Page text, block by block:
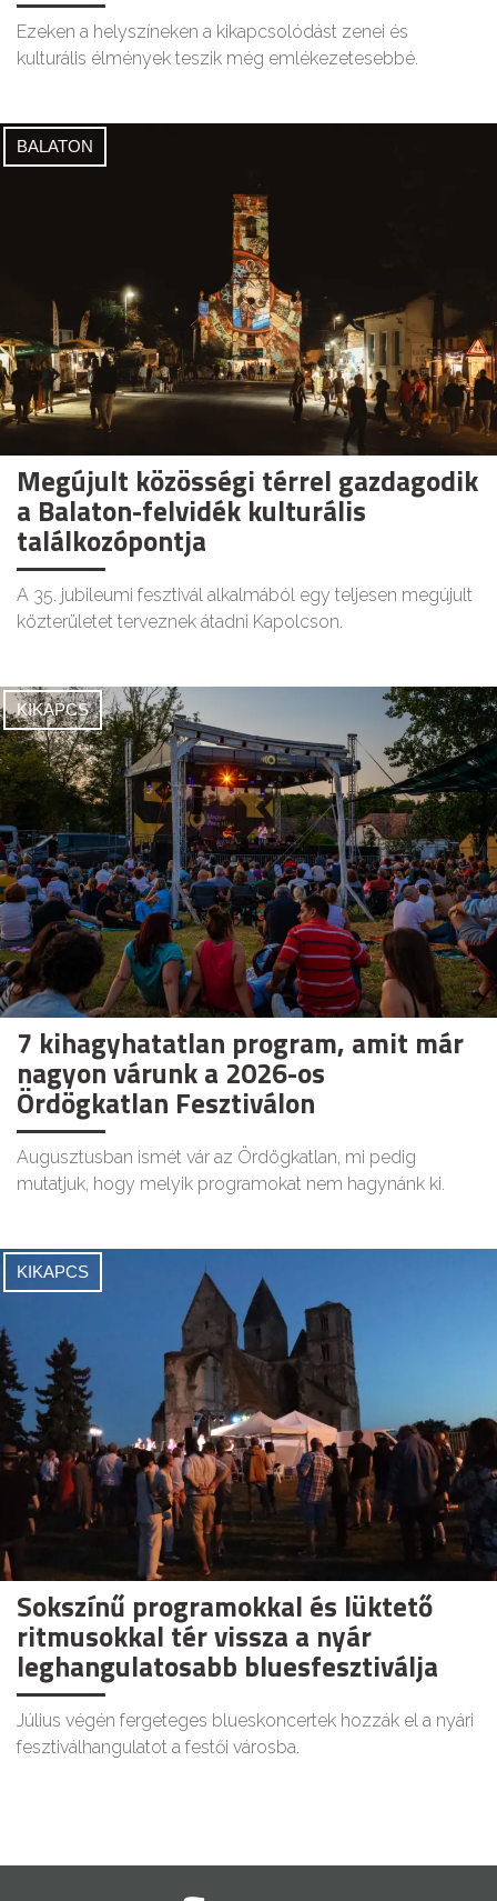
Ezeken a helyszíneken a kikapcsolódást zenei és
kulturális élmények teszik még emlékezetesebbé.
BALATON
Megújult közösségi térrel gazdagodik
a Balaton-felvidék kulturális
találkozópontja
A 35. jubileumi fesztivál alkalmából egy teljesen megújult
közterületet terveznek átadni Kapolcson.
KIKAPCS
7 kihagyhatatlan program, amit már
nagyon várunk a 2026-os
Ördögkatlan Fesztiválon
Augusztusban ismét vár az Ördögkatlan, mi pedig
mutatjuk, hogy melyik programokat nem hagynánk ki.
KIKAPCS
Sokszínű programokkal és lüktető
ritmusokkal tér vissza a nyár
leghangulatosabb bluesfesztiválja
Július végén fergeteges blueskoncertek hozzák el a nyári
fesztiválhangulatot a festői városba.